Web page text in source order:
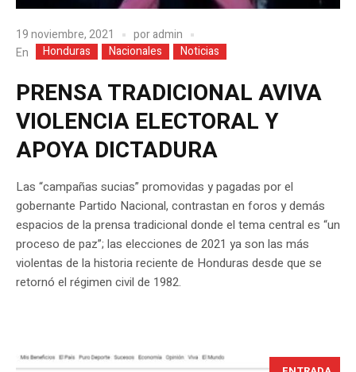
19 noviembre, 2021 poradmin
En
Honduras Nacionales Noticias
PRENSA TRADICIONAL AVIVA
VIOLENCIA ELECTORAL Y
APOYA DICTADURA
Las “campañas sucias” promovidas y pagadas por el
gobernante Partido Nacional, contrastan en foros y demás
espacios de la prensa tradicional donde el tema central es “un
proceso de paz”; las elecciones de 2021 ya son las más
violentas de la historia reciente de Honduras desde que se
retornó el régimen civil de 1982.